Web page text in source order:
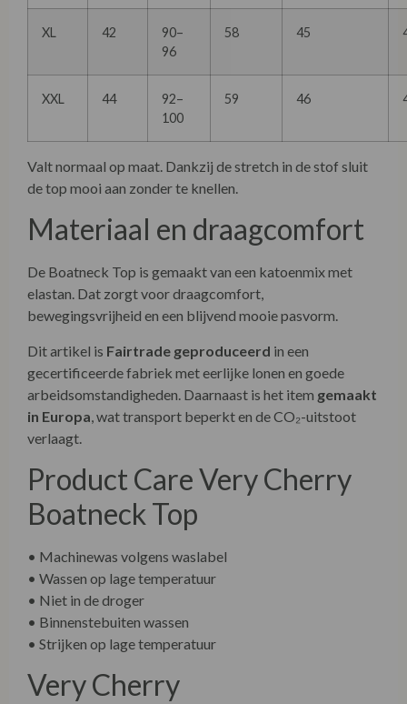
XL 42
90–
96
58 45
XXL 44
92–
100
59 46
Valt normaal op maat. Dankzij de stretch in de stof sluit
de top mooi aan zonder te knellen.
Materiaal en draagcomfort
De Boatneck Top is gemaakt van een katoenmix met
elastan. Dat zorgt voor draagcomfort,
bewegingsvrijheid en een blijvend mooie pasvorm.
Dit artikel is Fairtrade geproduceerd in een
gecertificeerde fabriek met eerlijke lonen en goede
arbeidsomstandigheden. Daarnaast is het item gemaakt
in Europa , wat transport beperkt en de CO₂-uitstoot
verlaagt.
Product Care Very Cherry
Boatneck Top
• Machinewas volgens waslabel
• Wassen op lage temperatuur
• Niet in de droger
• Binnenstebuiten wassen
• Strijken op lage temperatuur
Very Cherry